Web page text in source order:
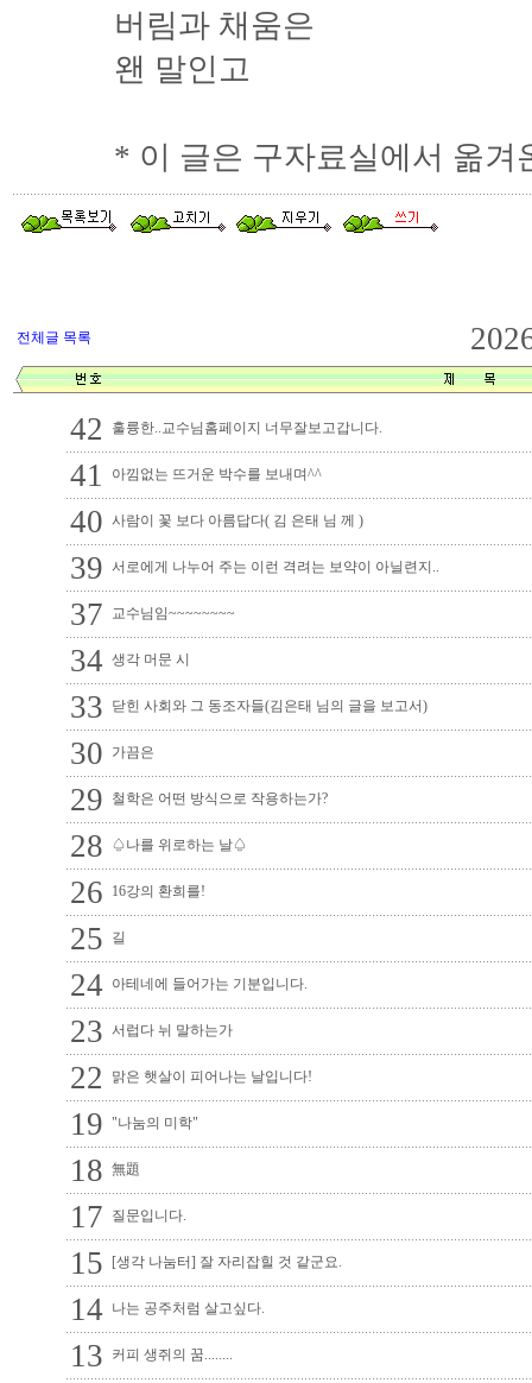
버림과 채움은
왠 말인고
* 이 글은 구자료실에서 옮겨
전체글 목록
42 훌륭한..교수님홈페이지 너무잘보고갑니다.
41 아낌없는 뜨거운 박수를 보내며^^
40 사람이 꽃 보다 아름답다( 김 은태 님 께 )
39 서로에게 나누어 주는 이런 격려는 보약이 아닐련지..
37 교수님임~~~~~~~~
34 생각 머문 시
33 닫힌 사회와 그 동조자들(김은태 님의 글을 보고서)
30 가끔은
29 철학은 어떤 방식으로 작용하는가?
28 ♤나를 위로하는 날♤
26 16강의 환희를!
25 길
24 아테네에 들어가는 기분입니다.
23 서럽다 뉘 말하는가
22 맑은 햇살이 피어나는 날입니다!
19 "나눔의 미학"
18 無題
17 질문입니다.
15 [생각 나눔터] 잘 자리잡힐 것 같군요.
14 나는 공주처럼 살고싶다.
13 커피 생쥐의 꿈........